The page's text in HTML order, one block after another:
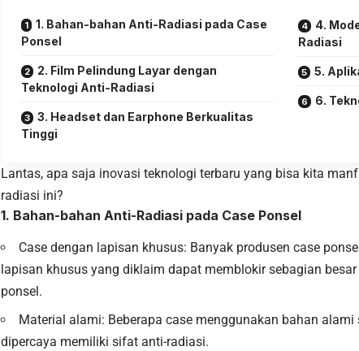
1. Bahan-bahan Anti-Radiasi pada Case
Ponsel
2. Film Pelindung Layar dengan
Teknologi Anti-Radiasi
3. Headset dan Earphone Berkualitas
Tinggi
4.
Radiasi
5.
6.
Lantas, apa saja inovasi teknologi terbaru yang bisa kita
radiasi ini?
1. Bahan-bahan Anti-Radiasi pada Case Ponsel
Case dengan lapisan khusus: Banyak produsen case
lapisan khusus yang diklaim dapat memblokir sebagian
ponsel.
Material alami: Beberapa case menggunakan bahan
dipercaya memiliki sifat anti-radiasi.